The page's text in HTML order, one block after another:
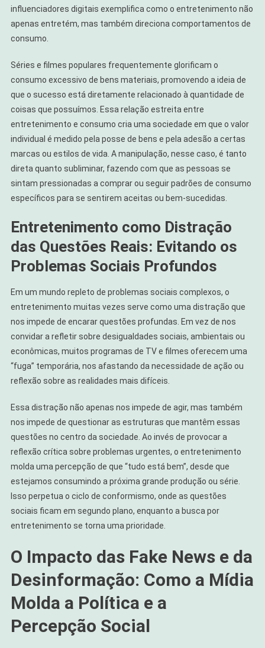
influenciadores digitais exemplifica como o entretenimento não
apenas entretém, mas também direciona comportamentos de
consumo.
Séries e filmes populares frequentemente glorificam o
consumo excessivo de bens materiais, promovendo a ideia de
que o sucesso está diretamente relacionado à quantidade de
coisas que possuímos. Essa relação estreita entre
entretenimento e consumo cria uma sociedade em que o valor
individual é medido pela posse de bens e pela adesão a certas
marcas ou estilos de vida. A manipulação, nesse caso, é tanto
direta quanto subliminar, fazendo com que as pessoas se
sintam pressionadas a comprar ou seguir padrões de consumo
específicos para se sentirem aceitas ou bem-sucedidas.
Entretenimento como Distração
das Questões Reais: Evitando os
Problemas Sociais Profundos
Em um mundo repleto de problemas sociais complexos, o
entretenimento muitas vezes serve como uma distração que
nos impede de encarar questões profundas. Em vez de nos
convidar a refletir sobre desigualdades sociais, ambientais ou
econômicas, muitos programas de TV e filmes oferecem uma
“fuga” temporária, nos afastando da necessidade de ação ou
reflexão sobre as realidades mais difíceis.
Essa distração não apenas nos impede de agir, mas também
nos impede de questionar as estruturas que mantêm essas
questões no centro da sociedade. Ao invés de provocar a
reflexão crítica sobre problemas urgentes, o entretenimento
molda uma percepção de que “tudo está bem”, desde que
estejamos consumindo a próxima grande produção ou série.
Isso perpetua o ciclo de conformismo, onde as questões
sociais ficam em segundo plano, enquanto a busca por
entretenimento se torna uma prioridade.
O Impacto das Fake News e da
Desinformação: Como a Mídia
Molda a Política e a
Percepção Social